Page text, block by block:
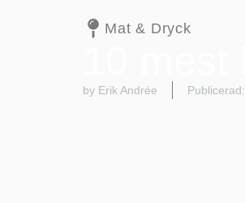
Mat & Dryck
by Erik Andrée Publicerad: